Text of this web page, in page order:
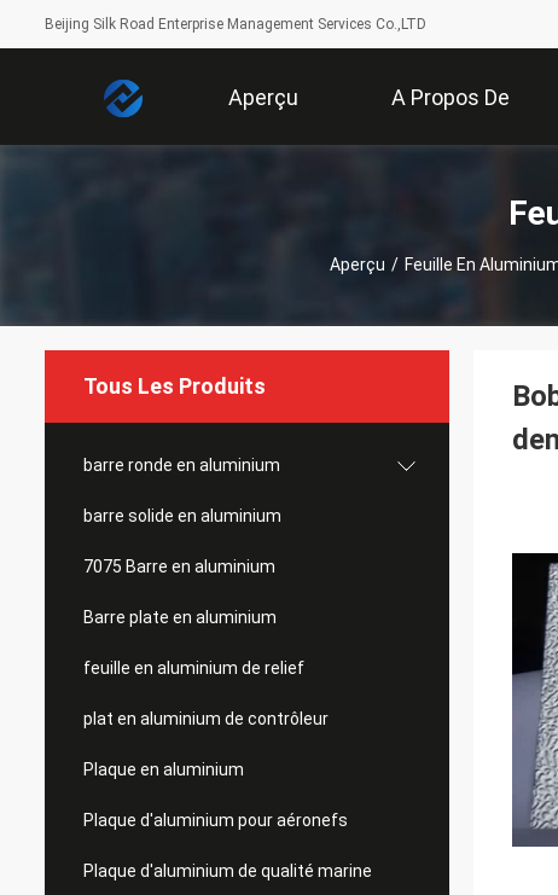
Beijing Silk Road Enterprise Management Services Co.,LTD
Aperçu A Propos De
Aperçu / Feuille En
Tous Les Produits
barre ronde en aluminium
barre solide en aluminium
7075 Barre en aluminium
Barre plate en aluminium
feuille en aluminium de relief
plat en aluminium de contrôleur
Plaque en aluminium
Plaque d'aluminium pour aéronefs
Plaque d'aluminium de qualité marine